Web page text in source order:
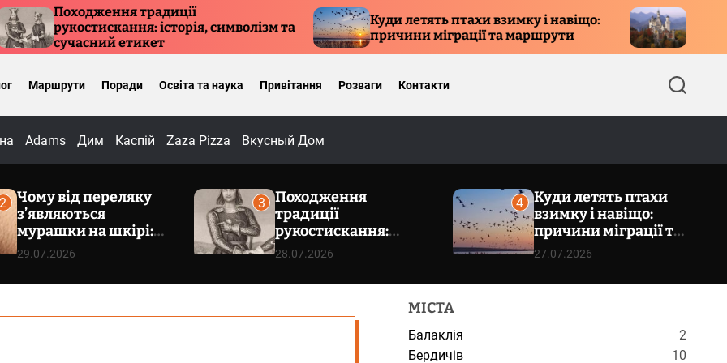
традиції
історія, символізм та
етикет
Куди летять птахи взимку і навіщо:
причини міграції та маршрути
Замок
туристична
Маршрути Поради Освіта та наука Привітання Розваги Контакти
П
Adams Дим Каспій Zaza Pizza Вкусный Дом
2
Чому від переляку
з’являються
мурашки на шкірі:
фізіологія
29.07.2026
3
Походження
традиції
рукостискання:
історія, символізм та
28.07.2026
4
Куди летять птахи
взимку і навіщо:
причини міграції та
маршрути
27.07.2026
МІСТА
Балаклія
2
Бердичів
10